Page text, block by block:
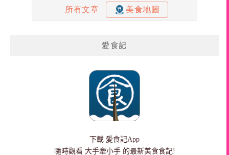
愛食記
下載 愛食記App
隨時觀看 大手牽小手 的最新美食食記!